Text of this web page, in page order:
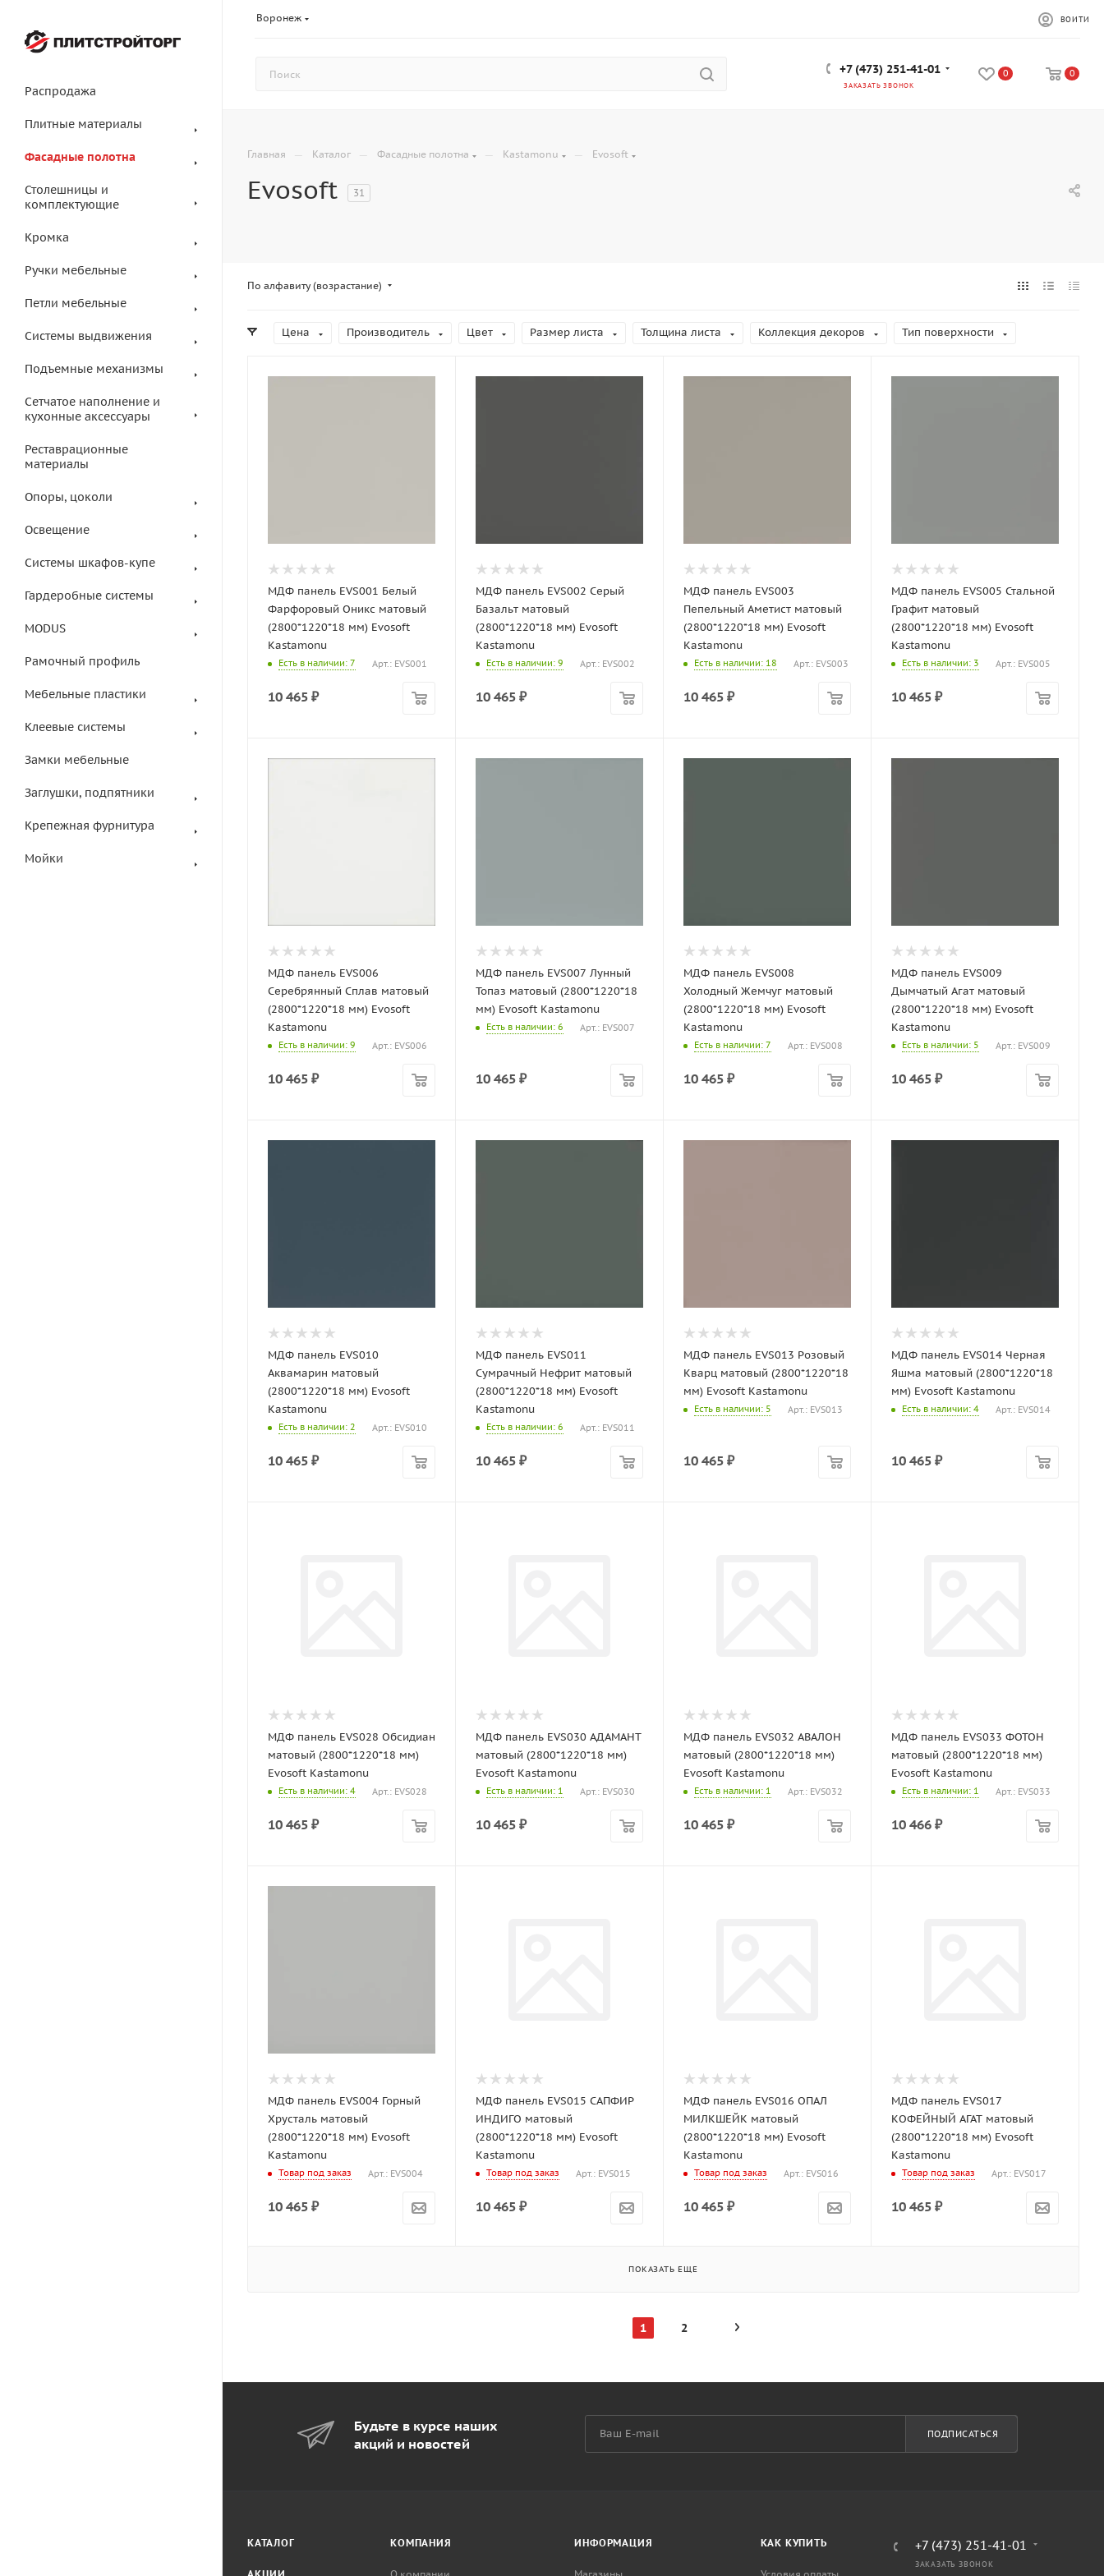
Воронеж ВОЙТИ
+7 (473) 251-41-01
ЗАКАЗАТЬ ЗВОНОК
0 0
Распродажа
Плитные материалы
Фасадные полотна
Столешницы и
комплектующие
Кромка
Ручки мебельные
Петли мебельные
Системы выдвижения
Подъемные механизмы
Сетчатое наполнение и
кухонные аксессуары
Реставрационные
материалы
Опоры, цоколи
Освещение
Системы шкафов-купе
Гардеробные системы
MODUS
Рамочный профиль
Мебельные пластики
Клеевые системы
Замки мебельные
Заглушки, подпятники
Крепежная фурнитура
Мойки
Главная — Каталог — Фасадные полотна — Kastamonu — Evosoft
Evosoft 31
По алфавиту (возрастание)
Цена Производитель Цвет Размер листа Толщина листа Коллекция декоров Тип поверхности
МДФ панель EVS001 Белый
Фарфоровый Оникс матовый
(2800*1220*18 мм) Evosoft
Kastamonu
Есть в наличии: 7 Арт.: EVS001
10 465 ₽
МДФ панель EVS002 Серый
Базальт матовый
(2800*1220*18 мм) Evosoft
Kastamonu
Есть в наличии: 9 Арт.: EVS002
10 465 ₽
МДФ панель EVS003
Пепельный Аметист матовый
(2800*1220*18 мм) Evosoft
Kastamonu
Есть в наличии: 18 Арт.: EVS003
10 465 ₽
МДФ панель EVS005 Стальной
Графит матовый
(2800*1220*18 мм) Evosoft
Kastamonu
Есть в наличии: 3 Арт.: EVS005
10 465 ₽
МДФ панель EVS006
Серебрянный Сплав матовый
(2800*1220*18 мм) Evosoft
Kastamonu
Есть в наличии: 9 Арт.: EVS006
10 465 ₽
МДФ панель EVS007 Лунный
Топаз матовый (2800*1220*18
мм) Evosoft Kastamonu
Есть в наличии: 6 Арт.: EVS007
10 465 ₽
МДФ панель EVS008
Холодный Жемчуг матовый
(2800*1220*18 мм) Evosoft
Kastamonu
Есть в наличии: 7 Арт.: EVS008
10 465 ₽
МДФ панель EVS009
Дымчатый Агат матовый
(2800*1220*18 мм) Evosoft
Kastamonu
Есть в наличии: 5 Арт.: EVS009
10 465 ₽
МДФ панель EVS010
Аквамарин матовый
(2800*1220*18 мм) Evosoft
Kastamonu
Есть в наличии: 2 Арт.: EVS010
10 465 ₽
МДФ панель EVS011
Сумрачный Нефрит матовый
(2800*1220*18 мм) Evosoft
Kastamonu
Есть в наличии: 6 Арт.: EVS011
10 465 ₽
МДФ панель EVS013 Розовый
Кварц матовый (2800*1220*18
мм) Evosoft Kastamonu
Есть в наличии: 5 Арт.: EVS013
10 465 ₽
МДФ панель EVS014 Черная
Яшма матовый (2800*1220*18
мм) Evosoft Kastamonu
Есть в наличии: 4 Арт.: EVS014
10 465 ₽
МДФ панель EVS028 Обсидиан
матовый (2800*1220*18 мм)
Evosoft Kastamonu
Есть в наличии: 4 Арт.: EVS028
10 465 ₽
МДФ панель EVS030 АДАМАНТ
матовый (2800*1220*18 мм)
Evosoft Kastamonu
Есть в наличии: 1 Арт.: EVS030
10 465 ₽
МДФ панель EVS032 АВАЛОН
матовый (2800*1220*18 мм)
Evosoft Kastamonu
Есть в наличии: 1 Арт.: EVS032
10 465 ₽
МДФ панель EVS033 ФОТОН
матовый (2800*1220*18 мм)
Evosoft Kastamonu
Есть в наличии: 1 Арт.: EVS033
10 466 ₽
МДФ панель EVS004 Горный
Хрусталь матовый
(2800*1220*18 мм) Evosoft
Kastamonu
Товар под заказ Арт.: EVS004
10 465 ₽
МДФ панель EVS015 САПФИР
ИНДИГО матовый
(2800*1220*18 мм) Evosoft
Kastamonu
Товар под заказ Арт.: EVS015
10 465 ₽
МДФ панель EVS016 ОПАЛ
МИЛКШЕЙК матовый
(2800*1220*18 мм) Evosoft
Kastamonu
Товар под заказ Арт.: EVS016
10 465 ₽
МДФ панель EVS017
КОФЕЙНЫЙ АГАТ матовый
(2800*1220*18 мм) Evosoft
Kastamonu
Товар под заказ Арт.: EVS017
10 465 ₽
ПОКАЗАТЬ ЕЩЕ
1 2
Будьте в курсе наших
акций и новостей
ПОДПИСАТЬСЯ
КАТАЛОГ КОМПАНИЯ ИНФОРМАЦИЯ КАК КУПИТЬ +7 (473) 251-41-01
ЗАКАЗАТЬ ЗВОНОК